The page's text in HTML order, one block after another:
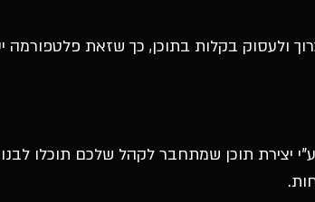
ולעסוק בקלות בתוכן, כך שזאת פלטפורמה
יצירת תוכן שמתחבר לקהל שלכם תוכלו